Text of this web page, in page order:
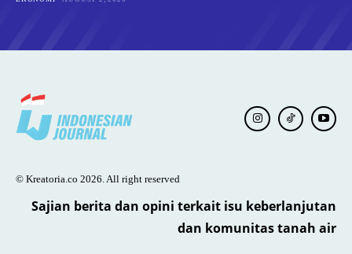
© Kreatoria.co 2026. All right reserved
Sajian berita dan opini terkait isu keberlanjutan
dan komunitas tanah air